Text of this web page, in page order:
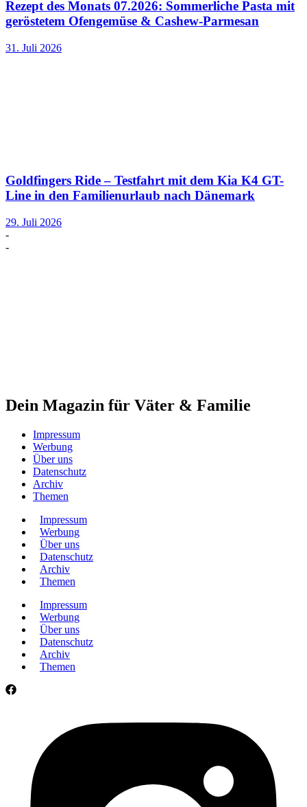
Rezept des Monats 07.2026: Sommerliche Pasta mit
geröstetem Ofengemüse & Cashew-Parmesan
31. Juli 2026
Goldfingers Ride – Testfahrt mit dem Kia K4 GT-
Line in den Familienurlaub nach Dänemark
29. Juli 2026
-
-
Dein Magazin für Väter & Familie
Impressum
Werbung
Über uns
Datenschutz
Archiv
Themen
Impressum
Werbung
Über uns
Datenschutz
Archiv
Themen
Impressum
Werbung
Über uns
Datenschutz
Archiv
Themen